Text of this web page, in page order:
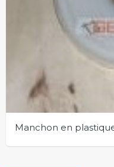
Manchon en